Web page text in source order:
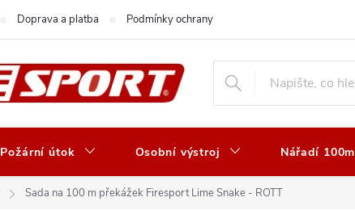
Doprava a platba Podmínky ochrany osobních údajů
Požární útok Osobní výstroj Nářadí 100m
Sada na 100 m překážek Firesport Lime Snake - ROTT